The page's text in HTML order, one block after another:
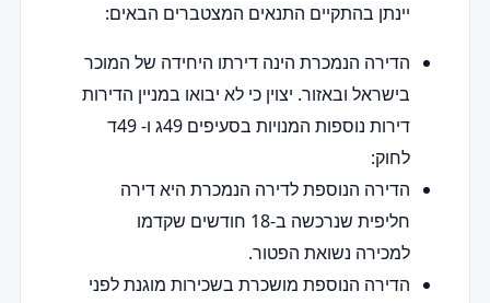
יינתן בהתקיים התנאים המצטברים הבאים:
הדירה הנמכרת הינה דירתו היחידה של המוכר
בישראל ובאזור. יצוין כי לא יבואו במניין הדירות
דירות נוספות המנויות בסעיפים 49ג ו- 49ד
לחוק:
הדירה הנוספת לדירה הנמכרת היא דירה
חליפית שנרכשה ב-18 חודשים שקדמו
למכירה נשואת הפטור.
הדירה הנוספת מושכרת בשכירות מוגנת לפני